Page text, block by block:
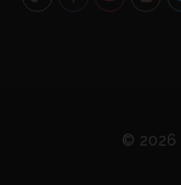
© 2026